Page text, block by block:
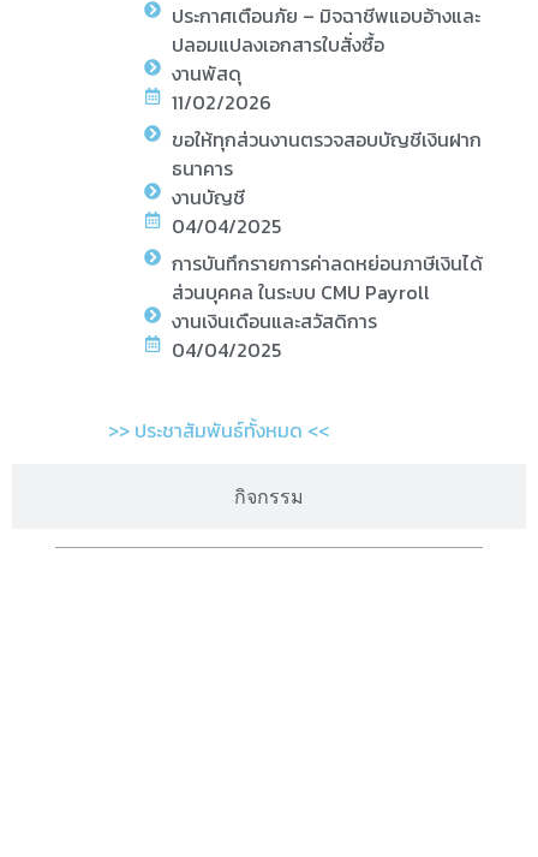
กิจกรรม
ประกาศเตือนภัย – มิจฉาชีพแอบอ้างและ
ปลอมแปลงเอกสารใบสั่งซื้อ
งานพัสดุ
11/02/2026
ขอให้ทุกส่วนงานตรวจสอบบัญชีเงินฝาก
ธนาคาร
งานบัญชี
04/04/2025
การบันทึกรายการค่าลดหย่อนภาษีเงินได้
ส่วนบุคคล ในระบบ CMU Payroll
งานเงินเดือนและสวัสดิการ
04/04/2025
>> ประชาสัมพันธ์ทั้งหมด <<